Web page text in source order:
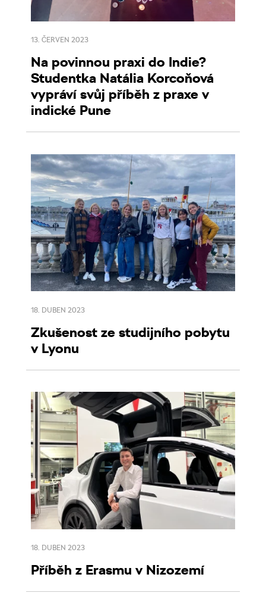
13. ČERVEN 2023
Na povinnou praxi do Indie?
Studentka Natália Korcoňová
vypráví svůj příběh z praxe v
indické Pune
18. DUBEN 2023
Zkušenost ze studijního pobytu
v Lyonu
18. DUBEN 2023
Příběh z Erasmu v Nizozemí